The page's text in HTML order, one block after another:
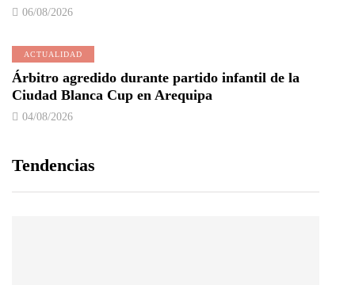
06/08/2026
ACTUALIDAD
Árbitro agredido durante partido infantil de la
Ciudad Blanca Cup en Arequipa
04/08/2026
Tendencias